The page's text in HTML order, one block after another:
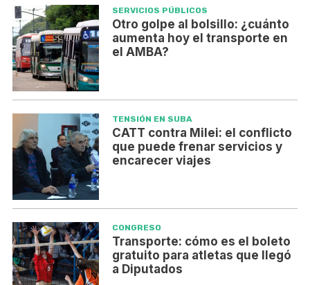
SERVICIOS PÚBLICOS
Otro golpe al bolsillo: ¿cuánto
aumenta hoy el transporte en
el AMBA?
TENSIÓN EN SUBA
CATT contra Milei: el conflicto
que puede frenar servicios y
encarecer viajes
CONGRESO
Transporte: cómo es el boleto
gratuito para atletas que llegó
a Diputados